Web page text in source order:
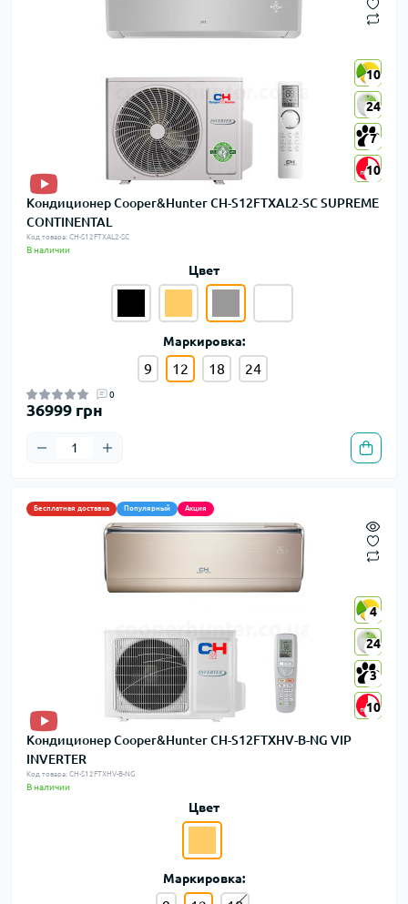
10
24
7
10
10
24
7
10
Кондиционер Cooper&Hunter CH-S12FTXAL2-SC SUPREME
CONTINENTAL
Код товара: CH-S12FTXAL2-SC
В наличии
Цвет
Маркировка:
9 12 18 24
0
36999 грн
Бесплатная доставка Популярный Акция
4
24
3
10
4
24
3
10
Кондиционер Cooper&Hunter CH-S12FTXHV-B-NG VIP
INVERTER
Код товара: CH-S12FTXHV-B-NG
В наличии
Цвет
Маркировка: